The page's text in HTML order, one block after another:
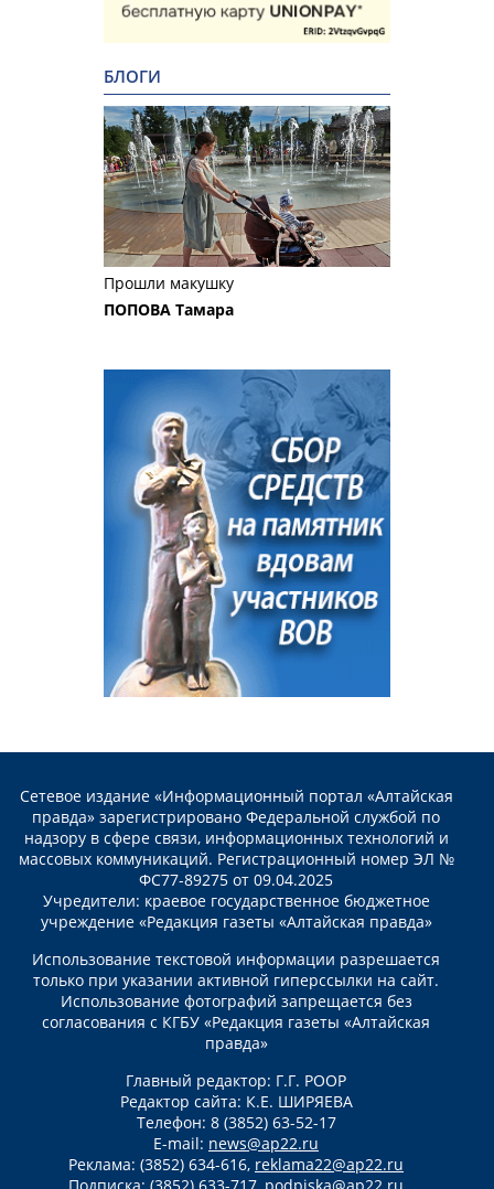
БЛОГИ
Прошли макушку
ПОПОВА Тамара
Сетевое издание «Информационный портал «Алтайская
правда» зарегистрировано Федеральной службой по
надзору в сфере связи, информационных технологий и
массовых коммуникаций. Регистрационный номер ЭЛ №
ФС77-89275 от 09.04.2025
Учредители: краевое государственное бюджетное
учреждение «Редакция газеты «Алтайская правда»
Использование текстовой информации разрешается
только при указании активной гиперссылки на сайт.
Использование фотографий запрещается без
согласования с КГБУ «Редакция газеты «Алтайская
правда»
Главный редактор: Г.Г. РООР
Редактор сайта: К.Е. ШИРЯЕВА
Телефон: 8 (3852) 63-52-17
E-mail: news@ap22.ru
Реклама: (3852) 634-616, reklama22@ap22.ru